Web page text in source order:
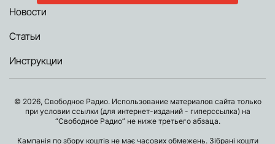
Новости
Статьи
Инструкции
© 2026, Свободное Радио. Использование материалов сайта только
при условии ссылки (для интернет-изданий - гиперссылка) на
“Свободное Радио” не ниже третьего абзаца.
Кампанія по збору коштів не має часових обмежень. Зібрані кошти